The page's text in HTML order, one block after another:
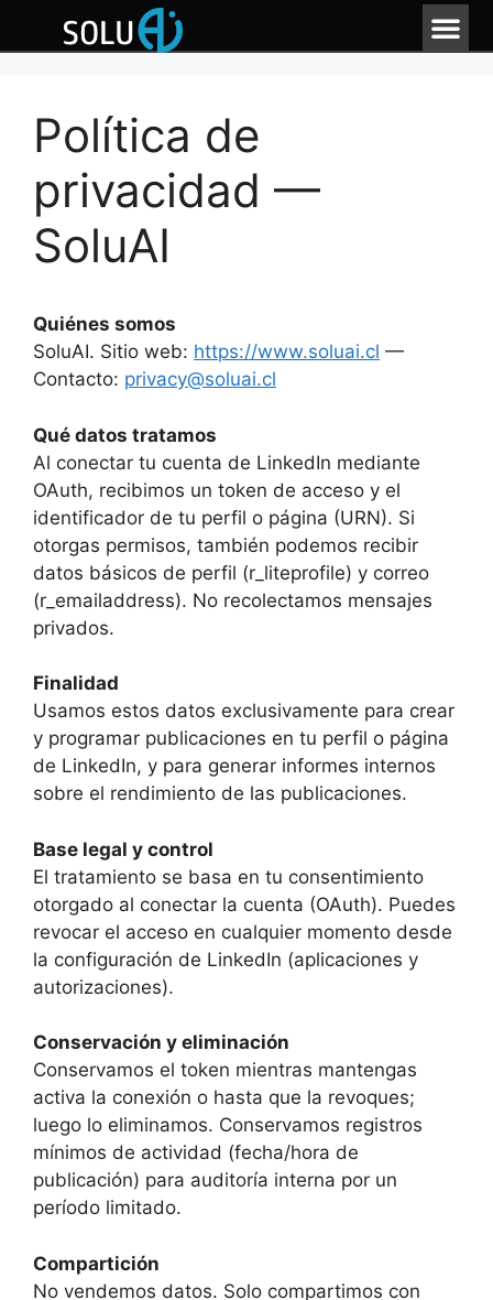
Política de
privacidad —
SoluAI
Quiénes somos
SoluAI. Sitio web: https://www.soluai.cl —
Contacto: privacy@soluai.cl
Qué datos tratamos
Al conectar tu cuenta de LinkedIn mediante
OAuth, recibimos un token de acceso y el
identificador de tu perfil o página (URN). Si
otorgas permisos, también podemos recibir
datos básicos de perfil (r_liteprofile) y correo
(r_emailaddress). No recolectamos mensajes
privados.
Finalidad
Usamos estos datos exclusivamente para crear
y programar publicaciones en tu perfil o página
de LinkedIn, y para generar informes internos
sobre el rendimiento de las publicaciones.
Base legal y control
El tratamiento se basa en tu consentimiento
otorgado al conectar la cuenta (OAuth). Puedes
revocar el acceso en cualquier momento desde
la configuración de LinkedIn (aplicaciones y
autorizaciones).
Conservación y eliminación
Conservamos el token mientras mantengas
activa la conexión o hasta que la revoques;
luego lo eliminamos. Conservamos registros
mínimos de actividad (fecha/hora de
publicación) para auditoría interna por un
período limitado.
Compartición
No vendemos datos. Solo compartimos con